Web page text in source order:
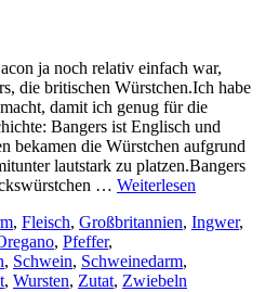
ja noch relativ einfach war,
die britischen Würstchen.Ich habe
damit ich genug für die
Bangers ist Englisch und
bekamen die Würstchen aufgrund
lautstark zu platzen.Bangers
… Weiterlesen
, Fleisch, Großbritannien, Ingwer,
, Pfeffer,
, Schwein, Schweinedarm,
, Wursten, Zutat, Zwiebeln